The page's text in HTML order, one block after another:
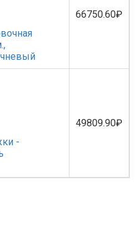
66750.60₽
-
49809.90₽